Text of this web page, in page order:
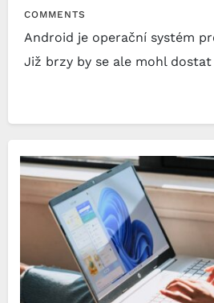
COMMENTS
Android je operační systém
Již brzy by se ale mohl